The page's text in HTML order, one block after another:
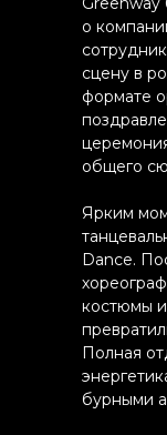
о
сцену в
формате
общего
Ярким
Dance.
костюмы
Полная
бурными